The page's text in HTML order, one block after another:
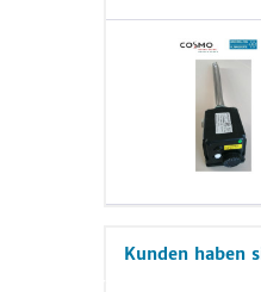
Kunden haben